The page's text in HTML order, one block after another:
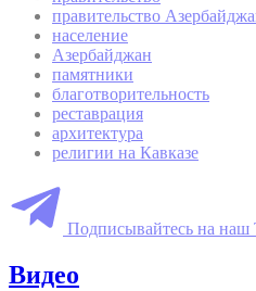
правительство
население
Азербайджан
памятники
благотворительность
реставрация
архитектура
религии на Кавказе
Подписывайтесь на наш
Видео